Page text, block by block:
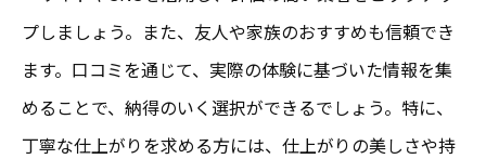
プしましょう。また、友人や家族のおすすめも信頼でき
ます。口コミを通じて、実際の体験に基づいた情報を集
めることで、納得のいく選択ができるでしょう。特に、
丁寧な仕上がりを求める方には、仕上がりの美しさや持